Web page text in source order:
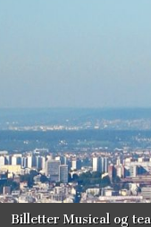
Billetter Musical og